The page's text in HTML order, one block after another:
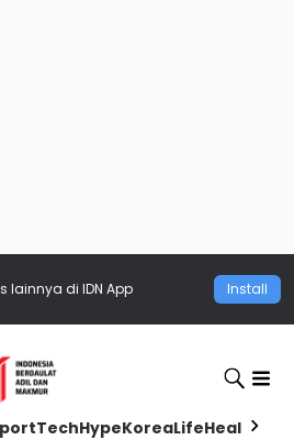
lainnya di IDN App Install
TechHypeKoreaLifeHealth